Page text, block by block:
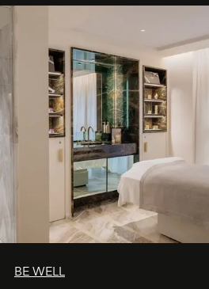
BE WELL